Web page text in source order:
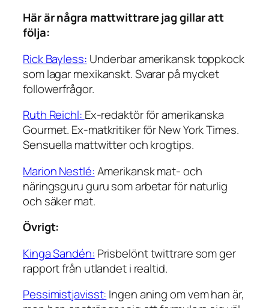
Här är några mattwittrare jag gillar att
följa:
Rick Bayless: Underbar amerikansk toppkock
som lagar mexikanskt. Svarar på mycket
followerfrågor.
Ruth Reichl: Ex-redaktör för amerikanska
Gourmet. Ex-matkritiker för New York Times.
Sensuella mattwitter och krogtips.
Marion Nestlé:Amerikansk mat- och
näringsguru guru som arbetar för naturlig
och säker mat.
Övrigt:
Kinga Sandén: Prisbelönt twittrare som ger
rapport från utlandet i realtid.
Pessimistjavisst: Ingen aning om vem han är,